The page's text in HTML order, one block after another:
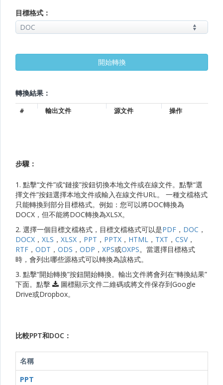
目標格式：
轉換結果：
# 輸出文件 源文件 操作
步驟：
1. 點擊“文件”或“鏈接”按鈕切換本地文件或在線文件。點擊“選
擇文件”按鈕選擇本地文件或輸入在線文件URL。 一種文檔格式
只能轉換到部分目標格式。例如：您可以將DOC轉換為
DOCX，但不能將DOC轉換為XLSX。
2. 選擇一個目標文檔格式，目標文檔格式可以是PDF ， DOC ，
DOCX ， XLS ， XLSX ， PPT ， PPTX ， HTML ， TXT ， CSV，
RTF ， ODT ， ODS ， ODP ， XPS或OXPS。當選擇目標格式
時，會列出哪些源格式可以轉換為該格式。
3. 點擊“開始轉換”按鈕開始轉換。輸出文件將會列在“轉換結果”
下面。點擊
圖標顯示文件二維碼或將文件保存到Google
Drive或Dropbox。
比較PPT和DOC：
名稱
PPT